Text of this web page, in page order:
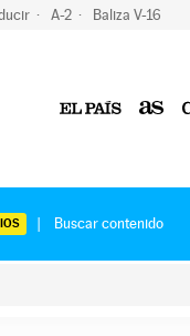
A-2 Baliza V-16